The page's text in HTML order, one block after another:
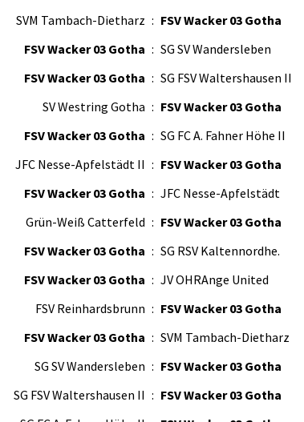
SVM Tambach-Dietharz : FSV Wacker 03 Gotha
FSV Wacker 03 Gotha : SG SV Wandersleben
FSV Wacker 03 Gotha : SG FSV Waltershausen II
SV Westring Gotha : FSV Wacker 03 Gotha
FSV Wacker 03 Gotha : SG FC A. Fahner Höhe II
JFC Nesse-Apfelstädt II : FSV Wacker 03 Gotha
FSV Wacker 03 Gotha : JFC Nesse-Apfelstädt
Grün-Weiß Catterfeld : FSV Wacker 03 Gotha
FSV Wacker 03 Gotha : SG RSV Kaltennordhe.
FSV Wacker 03 Gotha : JV OHRAnge United
FSV Reinhardsbrunn : FSV Wacker 03 Gotha
FSV Wacker 03 Gotha : SVM Tambach-Dietharz
SG SV Wandersleben : FSV Wacker 03 Gotha
SG FSV Waltershausen II : FSV Wacker 03 Gotha